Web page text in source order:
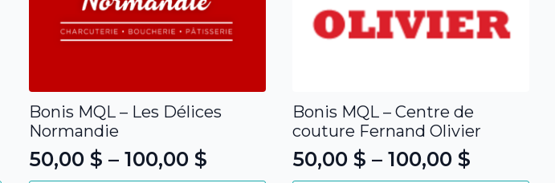
Bonis MQL – Les Délices
Normandie
50,00 $ – 100,00 $
Plage
Bonis MQL – Centre de
couture Fernand Olivier
50,00$ –100,00$
Plage